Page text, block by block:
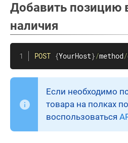
Добавить позицию
наличия
POST {YourHost}/method/
Если необходимо
товара на полках
воспользоваться